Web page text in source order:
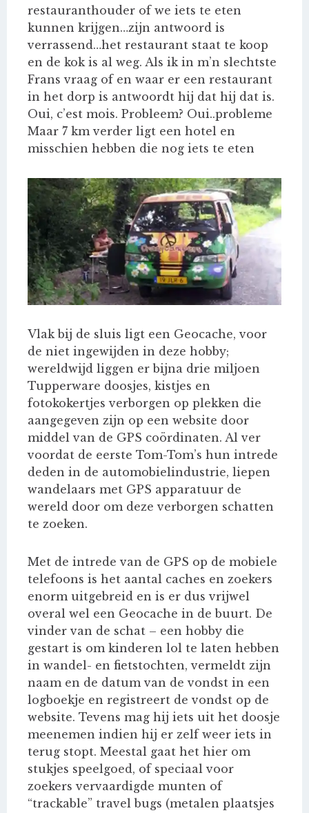
restauranthouder of we iets te eten
kunnen krijgen…zijn antwoord is
verrassend…het restaurant staat te koop
en de kok is al weg. Als ik in m’n slechtste
Frans vraag of en waar er een restaurant
in het dorp is antwoordt hij dat hij dat is.
Oui, c’est mois. Probleem? Oui..probleme
Maar 7 km verder ligt een hotel en
misschien hebben die nog iets te eten
Vlak bij de sluis ligt een Geocache, voor
de niet ingewijden in deze hobby;
wereldwijd liggen er bijna drie miljoen
Tupperware doosjes, kistjes en
fotokokertjes verborgen op plekken die
aangegeven zijn op een website door
middel van de GPS coördinaten. Al ver
voordat de eerste Tom-Tom’s hun intrede
deden in de automobielindustrie, liepen
wandelaars met GPS apparatuur de
wereld door om deze verborgen schatten
te zoeken.
Met de intrede van de GPS op de mobiele
telefoons is het aantal caches en zoekers
enorm uitgebreid en is er dus vrijwel
overal wel een Geocache in de buurt. De
vinder van de schat – een hobby die
gestart is om kinderen lol te laten hebben
in wandel- en fietstochten, vermeldt zijn
naam en de datum van de vondst in een
logboekje en registreert de vondst op de
website. Tevens mag hij iets uit het doosje
meenemen indien hij er zelf weer iets in
terug stopt. Meestal gaat het hier om
stukjes speelgoed, of speciaal voor
zoekers vervaardigde munten of
“trackable” travel bugs (metalen plaatsjes